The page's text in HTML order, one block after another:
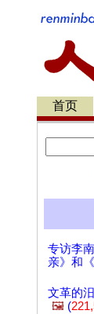
首页
专访李
亲》和
文革的
🖼️ (